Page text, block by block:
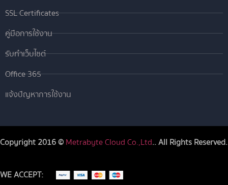
SSL Certificates
คู่มือการใช้งาน
รับทำเว็บไซต์
Office 365
แจ้งปัญหาการใช้งาน
Copyright 2016 ©Metrabyte Cloud Co.,Ltd.. All Rights Reserved.
WE ACCEPT: